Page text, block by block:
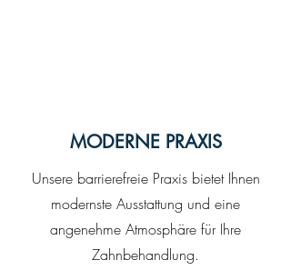
MODERNE PRAXIS
Unsere barrierefreie Praxis bietet Ihnen
modernste Ausstattung und eine
angenehme Atmosphäre für Ihre
Zahnbehandlung.